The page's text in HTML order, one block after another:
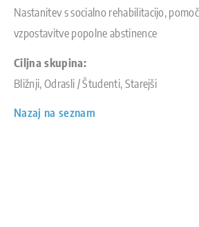
Nastanitev s socialno rehabilitacijo,
vzpostavitve popolne abstinence
Ciljna skupina:
Bližnji, Odrasli / Študenti, Starejši
Nazaj na seznam